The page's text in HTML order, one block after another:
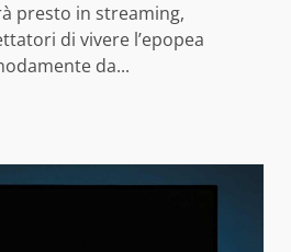
presto in streaming,
di vivere l’epopea
da...